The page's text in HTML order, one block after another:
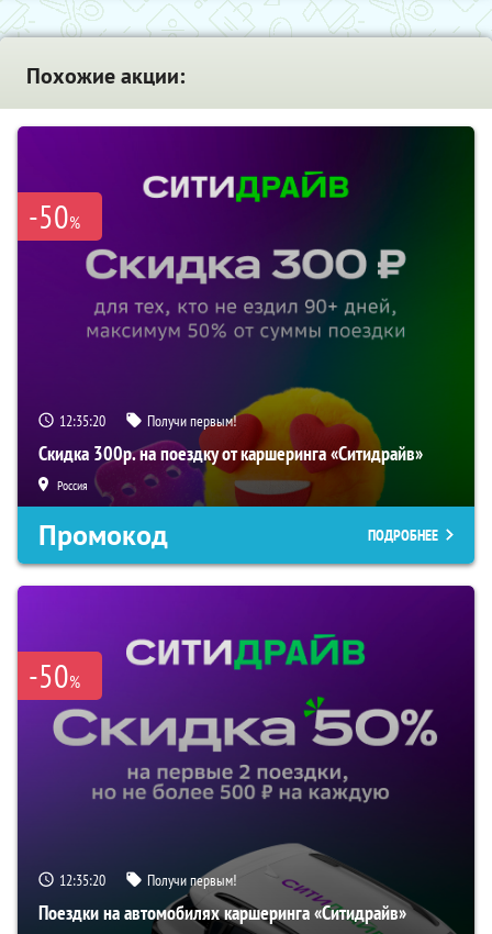
Похожие акции:
-50%
12:35:20 Получи первым!
Скидка 300р. на поездку от каршеринга «Ситидрайв»
Россия
Промокод ПОДРОБНЕЕ
-50%
12:35:20 Получи первым!
Поездки на автомобилях каршеринга «Ситидрайв»